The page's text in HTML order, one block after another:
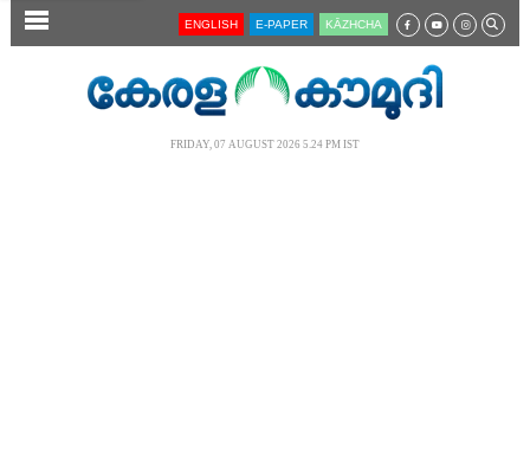
SECTIONS ENGLISH E-PAPER KĀZHCHA
FRIDAY, 07 AUGUST 2026 5.24 PM IST